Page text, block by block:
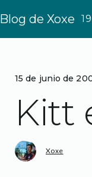
Blog de Xoxe
15 de junio de
Kitt
Xoxe